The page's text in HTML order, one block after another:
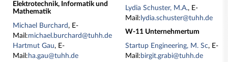
Elektrotechnik, Informatik und
Mathematik
Michael Burchard, E-
Mail:michael.burchard@tuhh.de
Hartmut Gau, E-
Mail: ha.gau@tuhh.de
Lydia Schuster, M.A., E-
Mail: lydia.schuster@tuhh.de
W-11 Unternehmertum
Startup Engineering, M. Sc, E-
Mail: birgit.grabi@tuhh.de